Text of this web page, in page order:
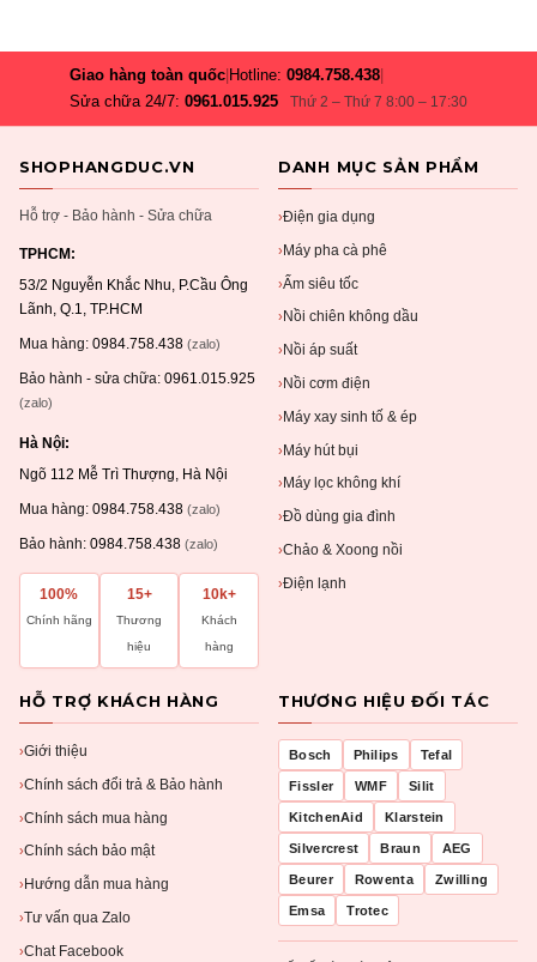
Giao hàng toàn quốc Hotline:0984.758.438
Sửa chữa 24/7:0961.015.925 Thứ 2 – Thứ 7 8:00 – 17:30
SHOPHANGDUC.VN
Hỗ trợ - Bảo hành - Sửa chữa
TPHCM:
53/2 Nguyễn Khắc Nhu, P.Cầu Ông
Lãnh, Q.1, TP.HCM
Mua hàng: 0984.758.438 (zalo)
Bảo hành - sửa chữa: 0961.015.925
(zalo)
Hà Nội:
Ngõ 112 Mễ Trì Thượng, Hà Nội
Mua hàng: 0984.758.438 (zalo)
Bảo hành: 0984.758.438 (zalo)
100%
Chính hãng
15+
Thương
hiệu
10k+
Khách
hàng
DANH MỤC SẢN PHẨM
›Điện gia dụng
›Máy pha cà phê
›Ấm siêu tốc
› Nồi chiên không dầu
› Nồi áp suất
› Nồi cơm điện
›Máy xay sinh tố & ép
›Máy hút bụi
› Máy lọc không khí
›Đồ dùng gia đình
›Chảo & Xoong nồi
›Điện lạnh
HỖ TRỢ KHÁCH HÀNG
›Giới thiệu
›Chính sách đổi trả & Bảo hành
›Chính sách mua hàng
›Chính sách bảo mật
› Hướng dẫn mua hàng
›Tư vấn qua Zalo
›Chat Facebook
THƯƠNG HIỆU ĐỐI TÁC
Bosch Philips Tefal
Fissler WMF Silit
KitchenAid Klarstein
Silvercrest Braun AEG
Beurer Rowenta Zwilling
Emsa Trotec